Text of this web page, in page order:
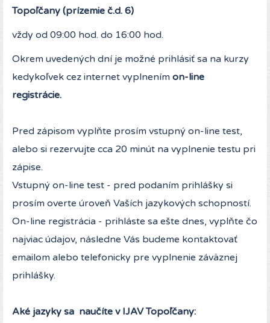
Topoľčany (prízemie č.d. 6)
vždy od 09:00 hod. do 16:00 hod.
Okrem uvedených dní je možné prihlásiť sa na kurzy
kedykoľvek cez internet vyplnením on-line
registrácie.
Pred zápisom vyplňte prosím vstupný on-line test,
alebo si rezervujte cca 20 minút na vyplnenie testu pri
zápise.
Vstupný on-line test - pred podaním prihlášky si
prosím overte úroveň Vaších jazykových schopností.
On-line registrácia - prihláste sa ešte dnes, vyplňte čo
najviac údajov, následne Vás budeme kontaktovať
emailom alebo telefonicky pre vyplnenie záväznej
prihlášky.
Aké jazyky sa naučíte v IJAV Topoľčany: